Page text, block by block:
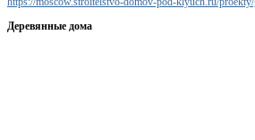
Деревянные дома